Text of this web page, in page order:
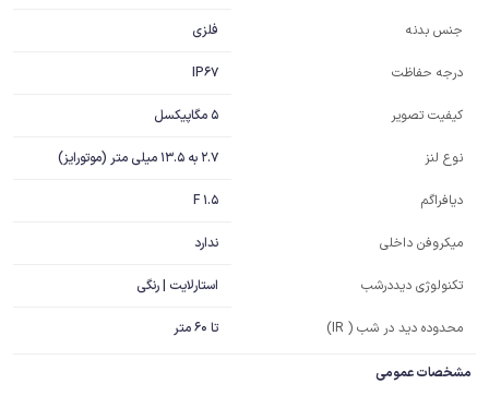
جنس بدنه فلزی
درجه حفاظت IP67
کیفیت تصویر 5 مگاپیکسل
نوع لنز 2.7 به 13.5 میلی متر (موتورایز)
دیافراگم F 1.5
میکروفن داخلی ندارد
تکنولوژی دیددرشب استارلایت | رنگی
محدوده دید در شب ( IR) تا 60 متر
مشخصات عمومی